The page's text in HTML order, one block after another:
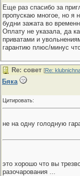
Еще раз спасибо за
пропускаю многое, но я
будни зажата во
Оплату не указала, да
приватами и
гарантию плюс/минус
Re: совет [Re:
Бяка
Цитировать:
не на одну голодную
это хорошо что вы
разочарования ...